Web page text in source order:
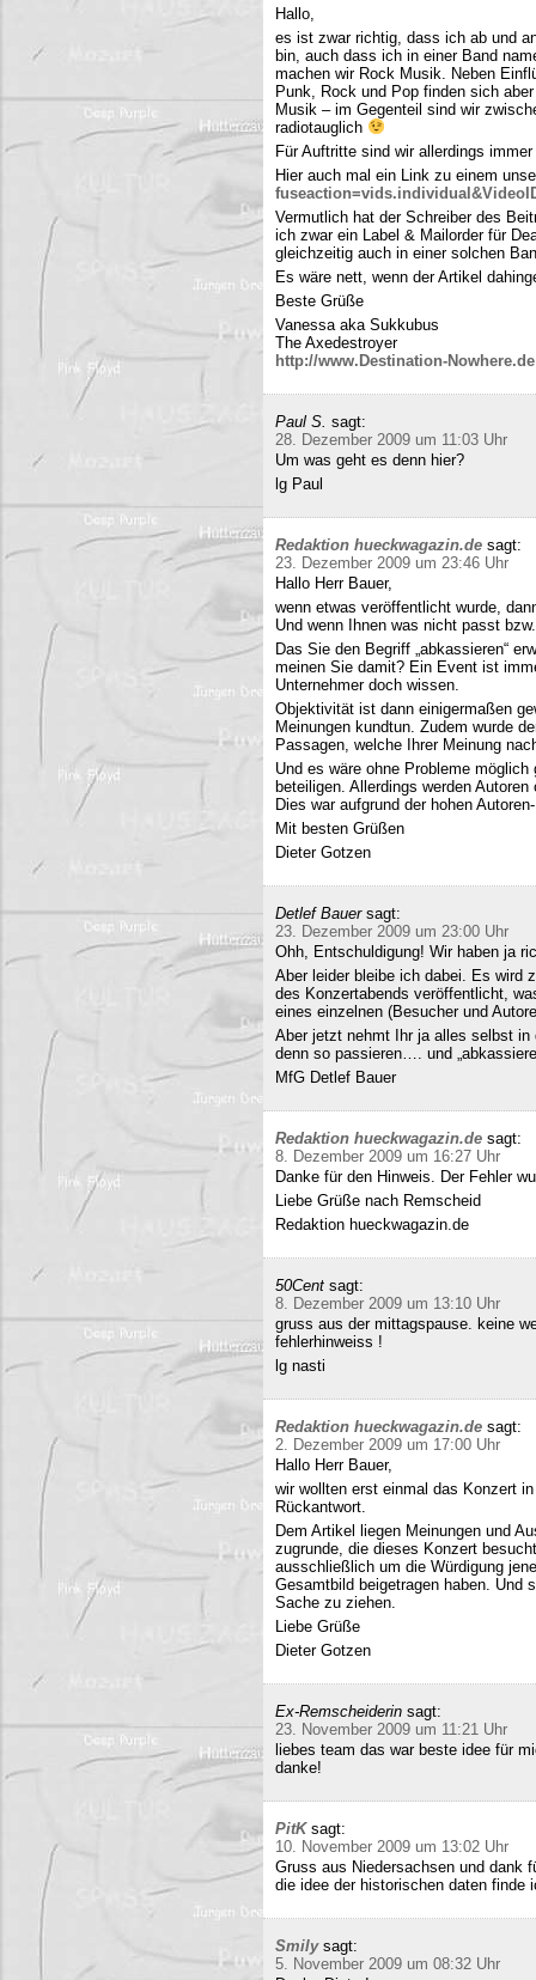
Hallo,
es ist zwar richtig, dass ich ab und
bin, auch dass ich in einer Band
machen wir Rock Musik. Neben
Punk, Rock und Pop finden sich
Musik – im Gegenteil sind wir
radiotauglich
Für Auftritte sind wir allerdings
Hier auch mal ein Link zu einem
Vermutlich hat der Schreiber des
ich zwar ein Label & Mailorder für
gleichzeitig auch in einer solchen
Es wäre nett, wenn der Artikel
Beste Grüße
Vanessa aka Sukkubus
The Axedestroyer
http://www.Destination-Nowhere.de
Paul S. sagt:
28. Dezember 2009 um 11:03 Uhr
Um was geht es denn hier?
lg Paul
Redaktion hueckwagazin.de sagt:
23. Dezember 2009 um 23:46 Uhr
Hallo Herr Bauer,
wenn etwas veröffentlicht wurde,
Und wenn Ihnen was nicht passt
Das Sie den Begriff „abkassieren“
meinen Sie damit? Ein Event ist
Unternehmer doch wissen.
Objektivität ist dann einigermaßen
Meinungen kundtun. Zudem wurde
Passagen, welche Ihrer Meinung
Und es wäre ohne Probleme
beteiligen. Allerdings werden
Dies war aufgrund der hohen
Mit besten Grüßen
Dieter Gotzen
Detlef Bauer sagt:
23. Dezember 2009 um 23:00 Uhr
Ohh, Entschuldigung! Wir haben ja
Aber leider bleibe ich dabei. Es wird
des Konzertabends veröffentlicht,
eines einzelnen (Besucher und
Aber jetzt nehmt Ihr ja alles selbst
denn so passieren…. und
MfG Detlef Bauer
Redaktion hueckwagazin.de sagt:
8. Dezember 2009 um 16:27 Uhr
Danke für den Hinweis. Der Fehler
Liebe Grüße nach Remscheid
Redaktion hueckwagazin.de
50Cent sagt:
8. Dezember 2009 um 13:10 Uhr
gruss aus der mittagspause. keine
fehlerhinweiss !
lg nasti
Redaktion hueckwagazin.de sagt:
2. Dezember 2009 um 17:00 Uhr
Hallo Herr Bauer,
wir wollten erst einmal das Konzert
Rückantwort.
Dem Artikel liegen Meinungen und
zugrunde, die dieses Konzert
ausschließlich um die Würdigung
Gesamtbild beigetragen haben. Und
Sache zu ziehen.
Liebe Grüße
Dieter Gotzen
Ex-Remscheiderin sagt:
23. November 2009 um 11:21 Uhr
liebes team das war beste idee für
danke!
PitK sagt:
10. November 2009 um 13:02 Uhr
Gruss aus Niedersachsen und dank
die idee der historischen daten finde
Smily sagt:
5. November 2009 um 08:32 Uhr